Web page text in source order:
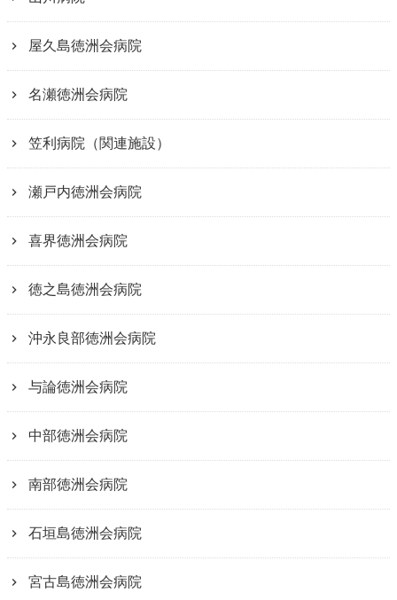
屋久島徳洲会病院
名瀬徳洲会病院
笠利病院（関連施設）
瀬戸内徳洲会病院
喜界徳洲会病院
徳之島徳洲会病院
沖永良部徳洲会病院
与論徳洲会病院
中部徳洲会病院
南部徳洲会病院
石垣島徳洲会病院
宮古島徳洲会病院